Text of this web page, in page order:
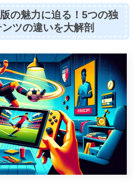
の魅力に迫る！5つの独
ツの違いを大解剖